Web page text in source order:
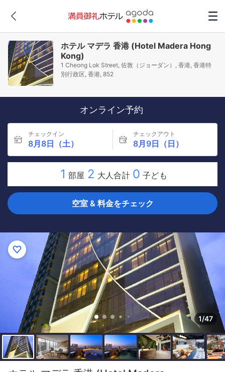
ホテル マデラ 香港 (Hotel Madera Hong
Kong)
1 Cheong Lok Street, 佐敦（ジョーダン）, 香港, 香港特
別行政区, 香港, 852
オンライン予約
チェックイン
8月8日（土）
チェックアウト
8月9日（日）
1 部屋 2 大人合計 0 子ども
空室 & 料金をチェック
1/47